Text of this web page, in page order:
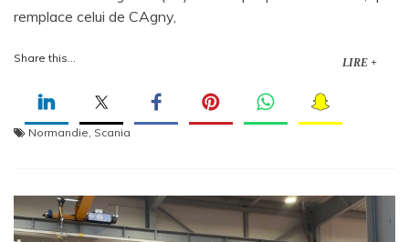
remplace celui de CAgny,
Share this... LIRE +
Normandie, Scania